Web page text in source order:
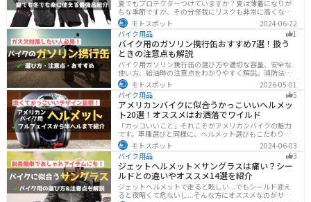
夏でもプロテクターつけていますか？夏は薄着になりが
ちな季節ですが、その分怪我にリスクも非常に高くなり
ます。夏こそプロテクターをつけるようにしましょう。通
気性や速乾性に優れたインナープロテクターであれば夏
場でも快適に使用できます。今回は快適なインナープロ
テクターをまとめて紹介します。
モトスポット
2024-06-22
バイク用品
1
バイク用のガソリン携行缶おすすめ7選！扱う
ときの注意点も解説
バイク用ガソリン携行缶の選び方や適切な容量、安全な
使い方、給油時の注意点をわかりやすく解説。消防法適
合品の見分け方や保管・圧力調整のコツ、スタンドでの
給油ルールまで網羅し、ツーリング時のガス欠対策をサ
ポート。SOTOやKIJIMAなどおすすめ携行缶も紹介しま
す。
モトスポット
2026-05-01
バイク用品
5
アメリカンバイクに似合うかっこいいヘルメッ
ト20選！オススメはお洒落でワイルド
「カッコいいこと」それこそがアメリカンバイクの魅力
です。車種選びと同様に、ヘルメット選びもこだわりた
いところですよね。アメリカンバイクの魅力をもっと引
き立ててくれるオススメのヘルメットを紹介します。
モトスポット
2024-06-03
バイク用品
3
ジェットヘルメット×サングラスは痛い？シー
ルドとの違いやオススメ14選を紹介
ジェットヘルメットで走ると眩しい...でもシールド変え
ると夜暗くて危ないし...そんな方にオススメなのがサン